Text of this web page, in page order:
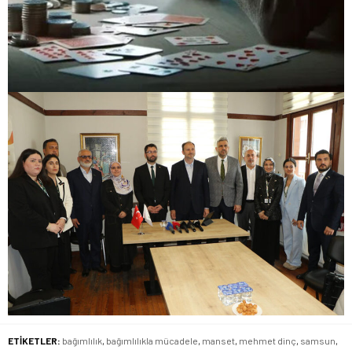
ETİKETLER: bağımlılık, bağımlılıkla mücadele, manset, mehmet dinç, samsun,